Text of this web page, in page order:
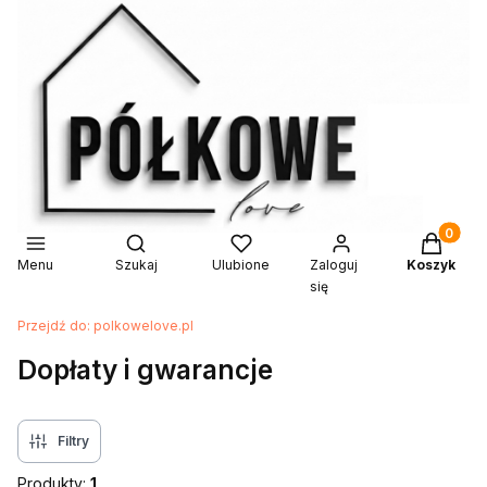
Menu
Otwórz wyszukiwarkę
Szukaj Ulubione
Zaloguj
się
Koszyk
Przejdź do: polkowelove.pl
Dopłaty i gwarancje
Filtry
Produkty: 1